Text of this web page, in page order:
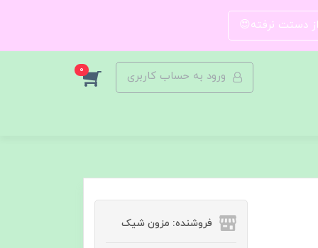
از دستت نرفته😍
ورود به حساب کاربری 0
فروشنده: مزون شیک